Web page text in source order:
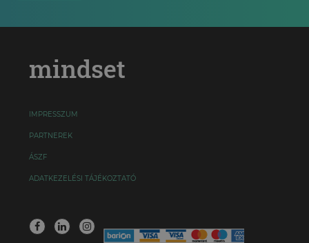
mindset
IMPRESSZUM
PARTNEREK
ÁSZF
ADATKEZELÉSI TÁJÉKOZTATÓ